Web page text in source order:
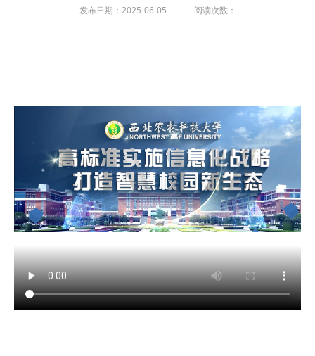
发布日期：2025-06-05 阅读次数：